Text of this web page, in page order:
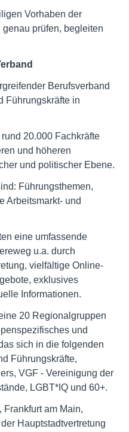
Vorhaben der
prüfen, begleiten
Berufsverband
Führungskräfte in
20.000 Fachkräfte
und höheren
und politischer Ebene.
Führungsthemen,
Arbeitsmarkt- und
eine umfassende
u.a. durch
vielfältige Online-
exklusives
Informationen.
20 Regionalgruppen
und
sich in die folgenden
Führungskräfte,
VGF - Vereinigung der
LGBT*IQ und 60+.
Frankfurt am Main,
Hauptstadtvertretung